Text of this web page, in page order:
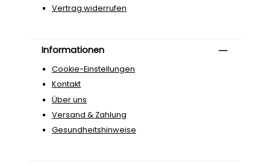
Vertrag widerrufen
Informationen
Cookie-Einstellungen
Kontakt
Über uns
Versand & Zahlung
Gesundheitshinweise